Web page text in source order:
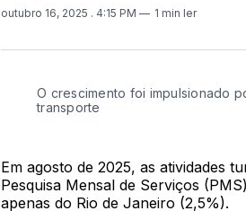
outubro 16, 2025 . 4:15 PM 1 min ler
O crescimento foi impulsionado
transporte
Em agosto de 2025, as atividades
Pesquisa Mensal de Serviços
apenas do Rio de Janeiro (2,5%).